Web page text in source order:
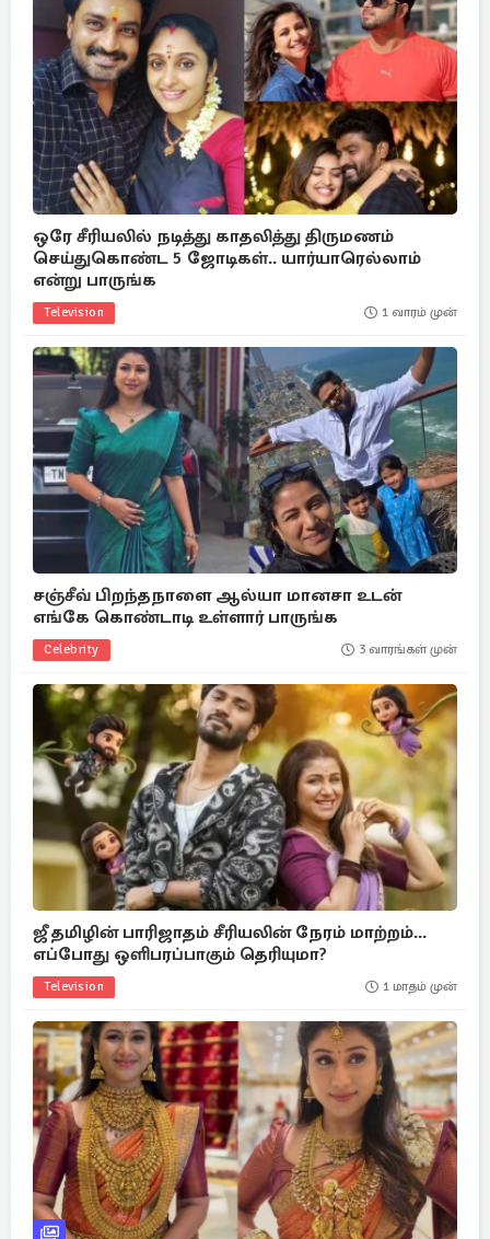
ஒரே சீரியலில் நடித்து காதலித்து திருமணம்
செய்துகொண்ட 5 ஜோடிகள்.. யார்யாரெல்லாம்
என்று பாருங்க
Television 1 வாரம் முன்
சஞ்சீவ் பிறந்தநாளை ஆல்யா மானசா உடன்
எங்கே கொண்டாடி உள்ளார் பாருங்க
Celebrity 3 வாரங்கள் முன்
ஜீ தமிழின் பாரிஜாதம் சீரியலின் நேரம் மாற்றம்...
எப்போது ஒளிபரப்பாகும் தெரியுமா?
Television 1 மாதம் முன்